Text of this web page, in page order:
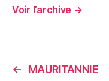
Voir l’archive →
←
MAURITANNIE